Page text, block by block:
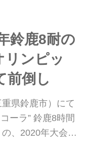
お出かけしてみ
？
鈴鹿8耐の
リンピッ
前倒し
県鈴鹿市）にて
ーラ” 鈴鹿8時間
、2020年大会の